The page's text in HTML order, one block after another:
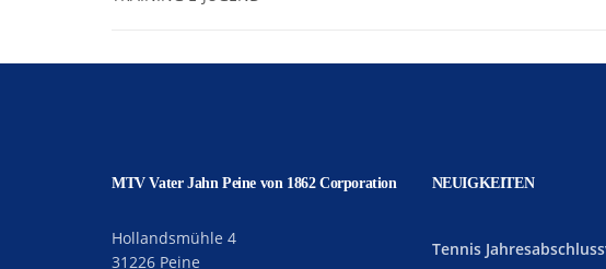
MTV Vater Jahn Peine von 1862 Corporation
Hollandsmühle 4
31226 Peine
NEUIGKEITEN
Tennis